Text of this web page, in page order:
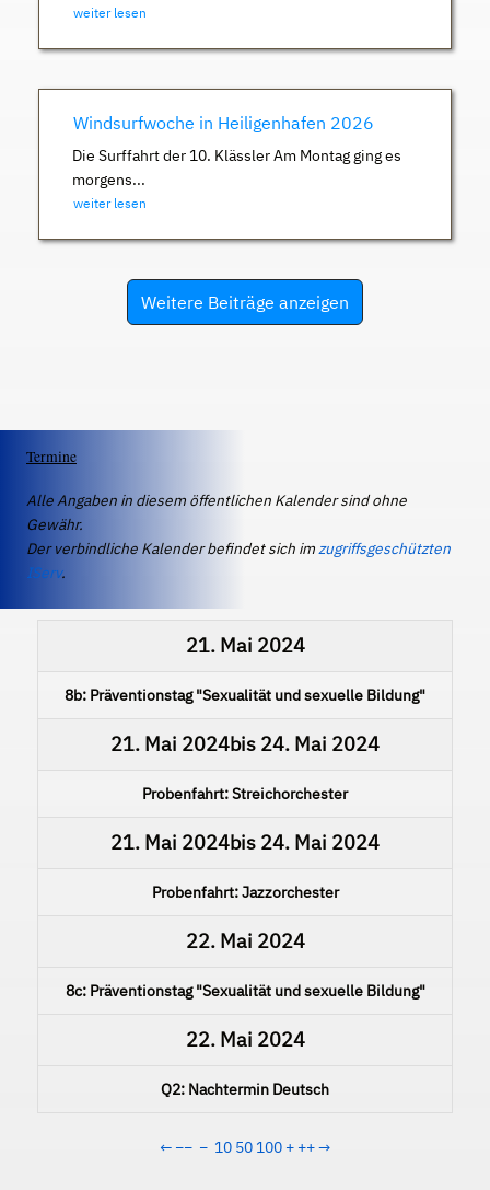
weiter lesen
Windsurfwoche in Heiligenhafen 2026
Die Surffahrt der 10. Klässler Am Montag ging es
morgens...
weiter lesen
Weitere Beiträge anzeigen
Termine
Alle Angaben in diesem öffentlichen Kalender sind ohne
Gewähr.
Der verbindliche Kalender befindet sich imzugriffsgeschützten
IServ.
21. Mai 2024
8b: Präventionstag "Sexualität und sexuelle Bildung"
21. Mai 2024bis 24. Mai 2024
Probenfahrt: Streichorchester
21. Mai 2024bis 24. Mai 2024
Probenfahrt: Jazzorchester
22. Mai 2024
8c: Präventionstag "Sexualität und sexuelle Bildung"
22. Mai 2024
Q2: Nachtermin Deutsch
← −− − 10 50 100 + ++→